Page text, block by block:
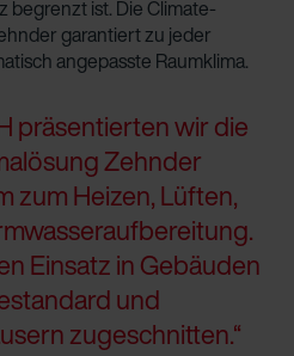
ist. Die Climate-
garantiert zu jeder
angepasste Raumklima.
präsentierten wir die
Zehnder
zum Heizen, Lüften,
Einsatz in Gebäuden
und
zugeschnitten.“